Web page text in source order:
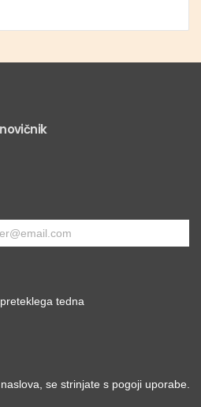
tedna
se strinjate s pogoji uporabe.